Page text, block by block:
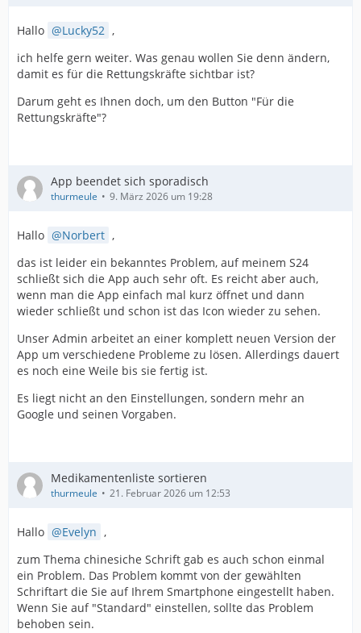
Hallo Lucky52 ,
ich helfe gern weiter. Was genau wollen Sie denn ändern,
damit es für die Rettungskräfte sichtbar ist?
Darum geht es Ihnen doch, um den Button "Für die
Rettungskräfte"?
App beendet sich sporadisch
thurmeule 9. März 2026 um 19:28
Hallo Norbert ,
das ist leider ein bekanntes Problem, auf meinem S24
schließt sich die App auch sehr oft. Es reicht aber auch,
wenn man die App einfach mal kurz öffnet und dann
wieder schließt und schon ist das Icon wieder zu sehen.
Unser Admin arbeitet an einer komplett neuen Version der
App um verschiedene Probleme zu lösen. Allerdings dauert
es noch eine Weile bis sie fertig ist.
Es liegt nicht an den Einstellungen, sondern mehr an
Google und seinen Vorgaben.
Medikamentenliste sortieren
thurmeule 21. Februar 2026 um 12:53
Hallo Evelyn ,
zum Thema chinesiche Schrift gab es auch schon einmal
ein Problem. Das Problem kommt von der gewählten
Schriftart die Sie auf Ihrem Smartphone eingestellt haben.
Wenn Sie auf "Standard" einstellen, sollte das Problem
behoben sein.